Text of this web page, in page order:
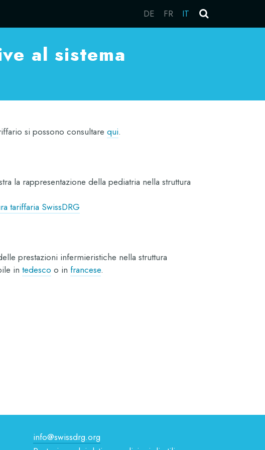
DE FR IT
al sistema
si possono consultare qui.
la rappresentazione della pediatria nella struttura
tariffaria SwissDRG
prestazioni infermieristiche nella struttura
in tedesco o in francese.
info@swissdrg.org